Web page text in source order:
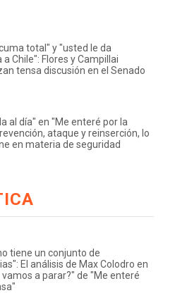
total" y "usted le da
Chile": Flores y Campillai
tensa discusión en el Senado
al día" en "Me enteré por la
ataque y reinserción, lo
en materia de seguridad
tiene un conjunto de
El análisis de Max Colodro en
a parar?" de "Me enteré